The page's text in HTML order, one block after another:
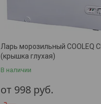
Ларь морозильный COOLEQ
(крышка глухая)
В наличии
от 998 руб.